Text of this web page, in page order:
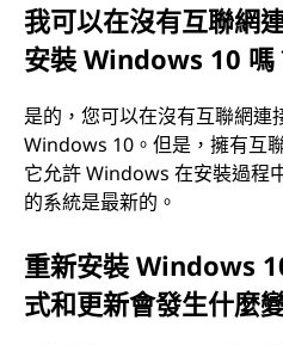
我可以在沒有互聯網
安裝 Windows 10 嗎
是的，您可以在沒有互聯網連
Windows 10。但是，擁有互
它允許 Windows 在安裝過程
的系統是最新的。
重新安裝 Windows
式和更新會發生什麼